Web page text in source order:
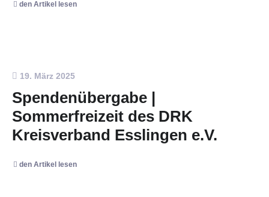
den Artikel lesen
19. März 2025
Spendenübergabe |
Sommerfreizeit des DRK
Kreisverband Esslingen e.V.
den Artikel lesen